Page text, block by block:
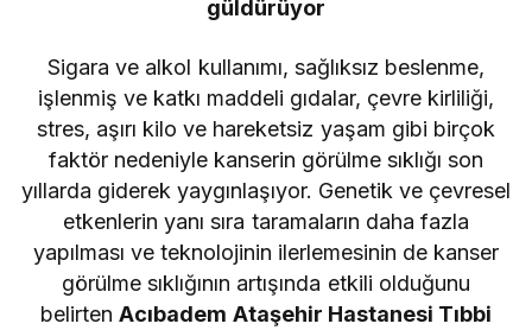
güldürüyor
Sigara ve alkol kullanımı, sağlıksız beslenme,
işlenmiş ve katkı maddeli gıdalar, çevre kirliliği,
stres, aşırı kilo ve hareketsiz yaşam gibi birçok
faktör nedeniyle kanserin görülme sıklığı son
yıllarda giderek yaygınlaşıyor. Genetik ve çevresel
etkenlerin yanı sıra taramaların daha fazla
yapılması ve teknolojinin ilerlemesinin de kanser
görülme sıklığının artışında etkili olduğunu
belirtenAcıbadem Ataşehir Hastanesi Tıbbi